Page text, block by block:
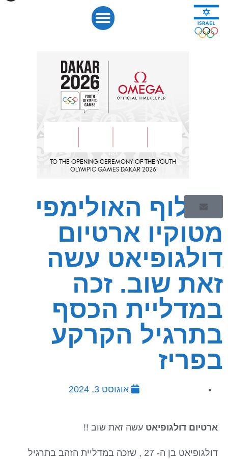
האלוף האולימפי
מטוקיו ארטיום
דולגופיאט עשה
זאת שוב. זכה
במדליית הכסף
בתרגיל הקרקע
בפריז
אוגוסט 3, 2024
ארטיום דולגופיאט עשה זאת שוב !!
דולגופיאט בן ה- 27 , שזכה במדליית הזהב בתרגיל